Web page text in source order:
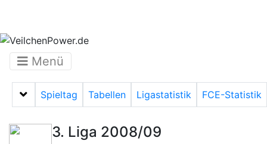
Menü
Menü auf-/zuklappen
Spieltag Tabellen Ligastatistik FCE-Statistik
3. Liga 2008/09